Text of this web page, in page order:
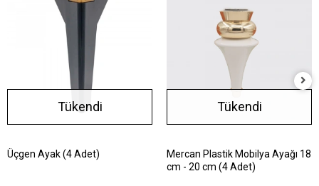
Tükendi
Üçgen Ayak (4 Adet)
Tükendi
Mercan Plastik Mobilya Ayağı 18
cm - 20 cm (4 Adet)